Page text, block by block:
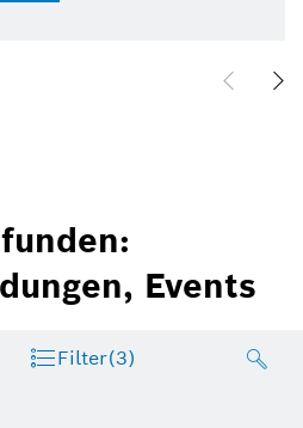
Events
Filter(3)